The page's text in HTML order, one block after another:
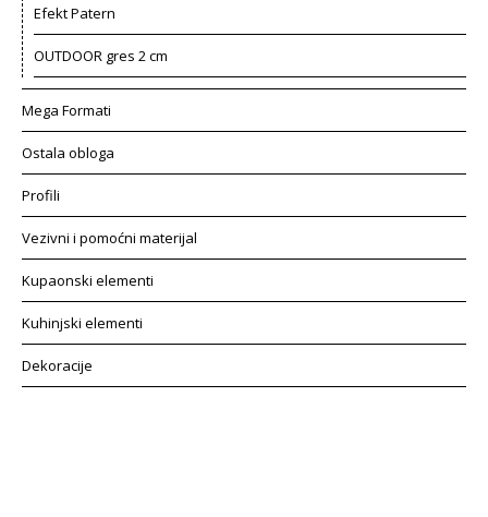
Efekt Patern
OUTDOOR gres 2 cm
Mega Formati
Ostala obloga
Profili
Vezivni i pomoćni materijal
Kupaonski elementi
Kuhinjski elementi
Dekoracije